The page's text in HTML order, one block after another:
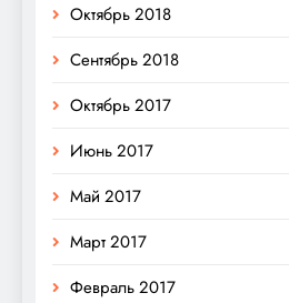
Октябрь 2018
Сентябрь 2018
Октябрь 2017
Июнь 2017
Май 2017
Март 2017
Февраль 2017